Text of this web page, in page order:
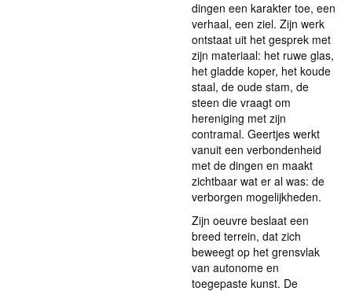
dingen een karakter toe, een
verhaal, een ziel. Zijn werk
ontstaat uit het gesprek met
zijn materiaal: het ruwe glas,
het gladde koper, het koude
staal, de oude stam, de
steen die vraagt om
hereniging met zijn
contramal. Geertjes werkt
vanuit een verbondenheid
met de dingen en maakt
zichtbaar wat er al was: de
verborgen mogelijkheden.
Zijn oeuvre beslaat een
breed terrein, dat zich
beweegt op het grensvlak
van autonome en
toegepaste kunst. De